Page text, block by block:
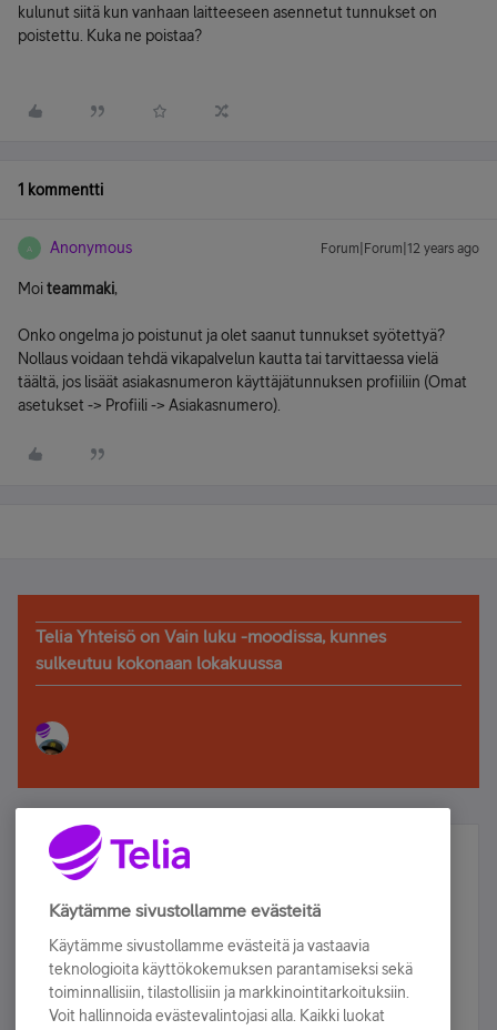
kulunut siitä kun vanhaan laitteeseen asennetut tunnukset on
poistettu. Kuka ne poistaa?
1 kommentti
A Anonymous Forum|Forum|12 years ago
Moiteammaki,
Onko ongelma jo poistunut ja olet saanut tunnukset syötettyä?
Nollaus voidaan tehdä vikapalvelun kautta tai tarvittaessa vielä
täältä, jos lisäät asiakasnumeron käyttäjätunnuksen profiiliin (Omat
asetukset -> Profiili -> Asiakasnumero).
Telia Yhteisö on Vain luku -moodissa, kunnes
sulkeutuu kokonaan lokakuussa
Älä jää paitsi – osallistu ja voita!
Tilaa Telian uutiskirje ja olet mukana arvonnassa.
sähköpostiisi.
Tilaa nyt
Käytämme sivustollamme evästeitä
Käytämme sivustollamme evästeitä ja vastaavia
teknologioita käyttökokemuksen parantamiseksi sekä
toiminnallisiin, tilastollisiin ja markkinointitarkoituksiin.
Voit hallinnoida evästevalintojasi alla. Kaikki luokat